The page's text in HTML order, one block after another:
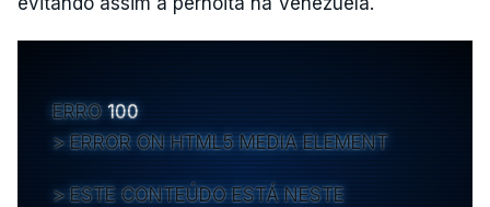
ERRO 100
ERROR ON HTML5 MEDIA ELEMENT
ESTE CONTEÚDO ESTÁ NESTE